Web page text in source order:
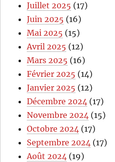
Juillet 2025 (17)
Juin 2025 (16)
Mai 2025 (15)
Avril 2025 (12)
Mars 2025 (16)
Février 2025 (14)
Janvier 2025 (12)
Décembre 2024 (17)
Novembre 2024 (15)
Octobre 2024 (17)
Septembre 2024 (17)
Août 2024 (19)